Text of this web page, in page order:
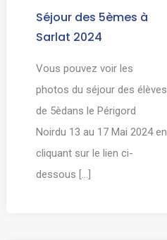
Séjour des 5èmes à
Sarlat 2024
Vous pouvez voir les
photos du séjour des élèves
de 5èdans le Périgord
Noirdu 13 au 17 Mai 2024 en
cliquant sur le lien ci-
dessous [...]